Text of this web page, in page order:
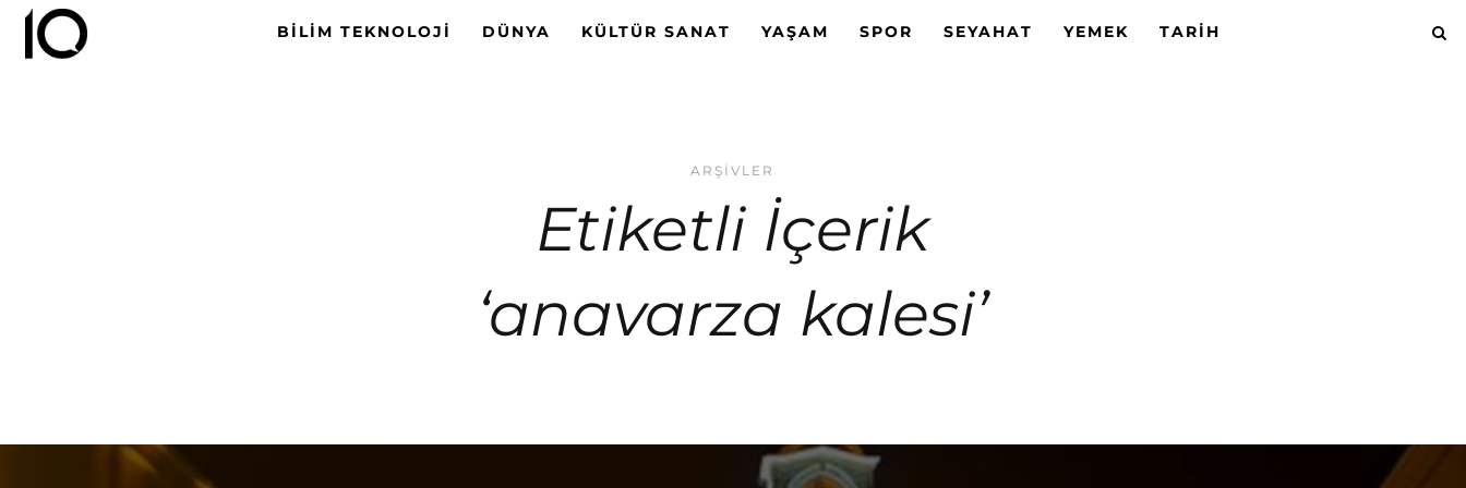
BILIM TEKNOLOJI DÜNYA KÜLTÜR SANAT YAŞAM SPOR SEYAHAT YEMEK TARIH
ARŞIVLER
Etiketli İçerik
‘anavarza kalesi’